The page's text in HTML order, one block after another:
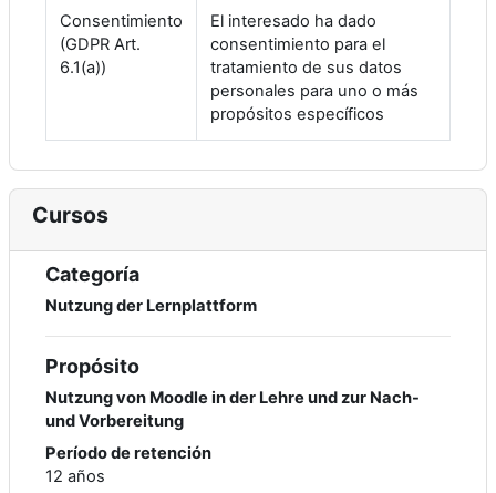
Consentimiento
(GDPR Art.
6.1(a))
El interesado ha dado
consentimiento para el
tratamiento de sus datos
personales para uno o más
propósitos específicos
Cursos
Categoría
Nutzung der Lernplattform
Propósito
Nutzung von Moodle in der Lehre und zur Nach-
und Vorbereitung
Período de retención
12 años